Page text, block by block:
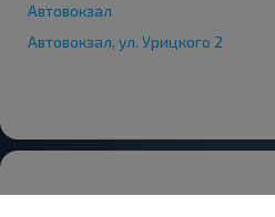
Автовокзал
Автовокзал, ул. Урицкого 2